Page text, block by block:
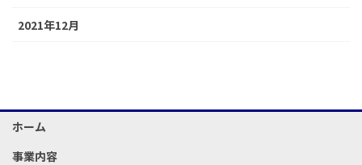
2021年12月
ホーム
事業内容